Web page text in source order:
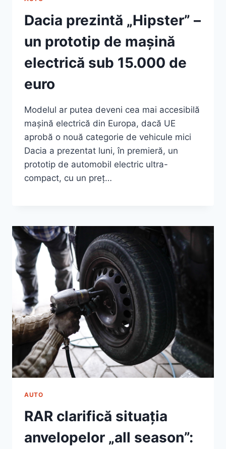
Dacia prezintă „Hipster” –
un prototip de mașină
electrică sub 15.000 de
euro
Modelul ar putea deveni cea mai accesibilă
mașină electrică din Europa, dacă UE
aprobă o nouă categorie de vehicule mici
Dacia a prezentat luni, în premieră, un
prototip de automobil electric ultra-
compact, cu un preț…
AUTO
RAR clarifică situația
anvelopelor „all season”: